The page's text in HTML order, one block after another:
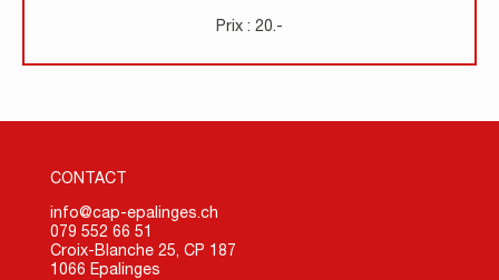
Prix : 20.-
CONTACT
info@cap-epalinges.ch
079 552 66 51
Croix-Blanche 25, CP 187
1066 Epalinges